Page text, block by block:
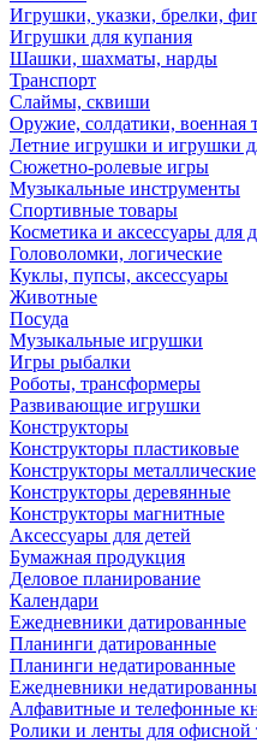
Игрушки, указки, брелки,
Игрушки для купания
Шашки, шахматы, нарды
Транспорт
Слаймы, сквиши
Оружие, солдатики, военная
Летние игрушки и игрушки
Сюжетно-ролевые игры
Музыкальные инструменты
Спортивные товары
Косметика и аксессуары для
Головоломки, логические
Куклы, пупсы, аксессуары
Животные
Посуда
Музыкальные игрушки
Игры рыбалки
Роботы, трансформеры
Развивающие игрушки
Конструкторы
Конструкторы пластиковые
Конструкторы металлические
Конструкторы деревянные
Конструкторы магнитные
Аксессуары для детей
Бумажная продукция
Деловое планирование
Календари
Ежедневники датированные
Планинги датированные
Планинги недатированные
Ежедневники
Алфавитные и телефонные
Ролики и ленты для офисной